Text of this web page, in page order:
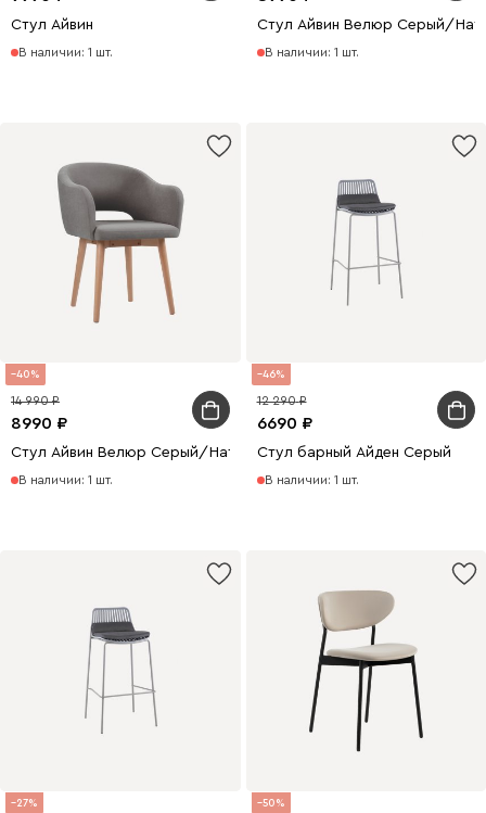
Стул Айвин
В наличии: 1 шт.
Стул Айвин Велюр Серый/
В наличии: 1 шт.
40
8990
14 990
Стул Айвин Велюр Серый/Натуральный
В наличии: 1 шт.
46
6690
12 290
Стул барный Айден Серый
В наличии: 1 шт.
27 50